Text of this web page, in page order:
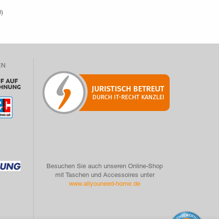
)
Besuchen Sie auch unseren Online-Shop
mit Taschen und Accessoires unter
www.allyouneed-home.de